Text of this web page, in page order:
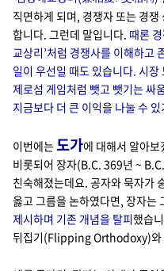
직면하게 되며, 경쟁자 또는 경
합니다. 그런데 말입니다. 때론
교상리’처럼 경쟁사를 이해하고
일이 우선일 때도 있습니다. 시
제로섬 게임처럼 뺏고 뺏기는 싸
지금보다 더 큰 이익을 나눌 수 있
이번에는 도가에 대해서 알아
비롯되어 장자(B.C. 369년 ~
친숙해졌는데요. 공자와 묵자가
옳고 그름을 논하였다면, 장자는
제시하며 기존 개념을 탈피했습
뒤집기(Flipping Orthodoxy)와